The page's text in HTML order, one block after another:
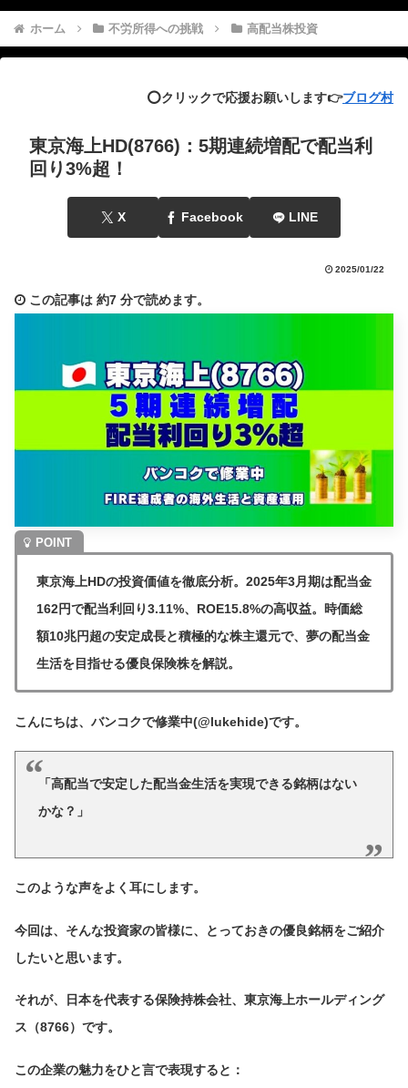
ホーム 不労所得への挑戦 高配当株投資
⭕️クリックで応援お願いします👉ブログ村
東京海上HD(8766)：5期連続増配で配当利
回り3%超！
X Facebook LINE
2025/01/22
この記事は 約7 分で読めます。
東京海上HDの投資価値を徹底分析。2025年3月期は配当金
162円で配当利回り3.11%、ROE15.8%の高収益。時価総
額10兆円超の安定成長と積極的な株主還元で、夢の配当金
生活を目指せる優良保険株を解説。
こんにちは、バンコクで修業中(@lukehide)です。
「高配当で安定した配当金生活を実現できる銘柄はない
かな？」
このような声をよく耳にします。
今回は、そんな投資家の皆様に、とっておきの優良銘柄をご紹介
したいと思います。
それが、日本を代表する保険持株会社、東京海上ホールディング
ス（8766）です。
この企業の魅力をひと言で表現すると：